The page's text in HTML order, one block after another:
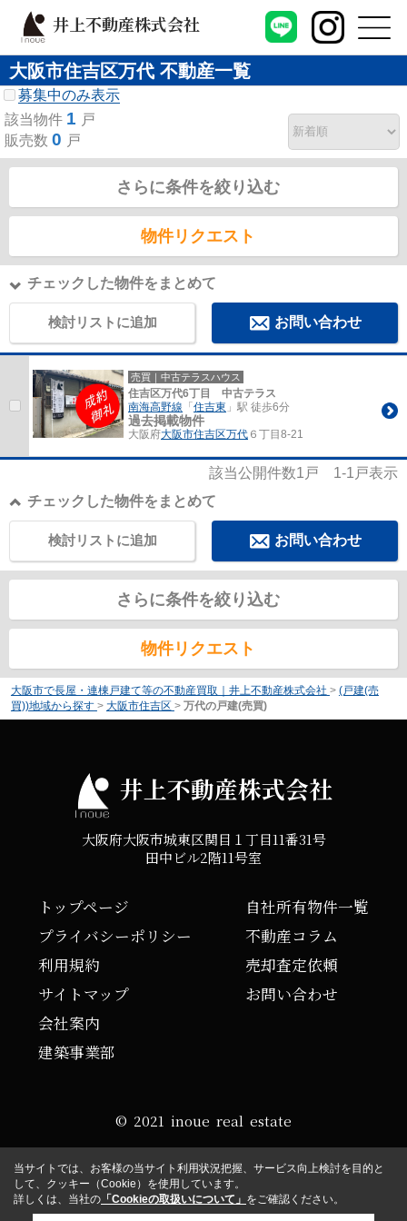
井上不動産株式会社
大阪市住吉区万代 不動産一覧
募集中のみ表示
該当物件 1 戸
販売数 0 戸
さらに条件を絞り込む
物件リクエスト
チェックした物件をまとめて
検討リストに追加 お問い合わせ
売買｜中古テラスハウス
住吉区万代6丁目 中古テラス
南海高野線 「住吉東 」駅 徒歩6分
過去掲載物件
大阪府大阪市住吉区万代 ６丁目8-21
該当公開件数1 戸 1-1 戸表示
チェックした物件をまとめて
お問い合わせ
検討リストに追加
さらに条件を絞り込む
物件リクエスト
大阪市で長屋・連棟戸建て等の不動産買取｜井上不動産株式会社 > (戸建(売
買))地域から探す > 大阪市住吉区 > 万代の戸建(売買)
井上不動産株式会社
大阪府大阪市城東区関目１丁目11番31号
田中ビル2階11号室
トップページ
プライバシーポリシー
利用規約
サイトマップ
会社案内
建築事業部
自社所有物件一覧
不動産コラム
売却査定依頼
お問い合わせ
© 2021 inoue real estate
当サイトでは、お客様の当サイト利用状況把握、サービス向上検討を目的と
して、クッキー（Cookie）を使用しています。
詳しくは、当社の 「Cookieの取扱いについて」 をご確認ください。